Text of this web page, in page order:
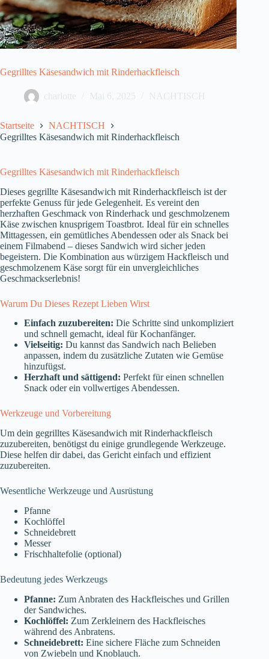
Gegrilltes Käsesandwich mit Rinderhackfleisch
charlotte Mai 6, 2025 NACHTISCH
Startseite
NACHTISCH
Gegrilltes Käsesandwich mit Rinderhackfleisch
Gegrilltes Käsesandwich mit Rinderhackfleisch
Dieses gegrillte Käsesandwich mit Rinderhackfleisch ist der
perfekte Genuss für jede Gelegenheit. Es vereint den
herzhaften Geschmack von Rinderhack und geschmolzenem
Käse zwischen knusprigem Toastbrot. Ideal für ein schnelles
Mittagessen, ein gemütliches Abendessen oder als Snack bei
einem Filmabend – dieses Sandwich wird sicher jeden
begeistern. Die Kombination aus würzigem Hackfleisch und
geschmolzenem Käse sorgt für ein unvergleichliches
Geschmackserlebnis!
Warum Du Dieses Rezept Lieben Wirst
Einfach zuzubereiten: Die Schritte sind unkompliziert
und schnell gemacht, ideal für Kochanfänger.
Vielseitig: Du kannst das Sandwich nach Belieben
anpassen, indem du zusätzliche Zutaten wie Gemüse
hinzufügst.
Herzhaft und sättigend: Perfekt für einen schnellen
Snack oder ein vollwertiges Abendessen.
Werkzeuge und Vorbereitung
Um dein gegrilltes Käsesandwich mit Rinderhackfleisch
zuzubereiten, benötigst du einige grundlegende Werkzeuge.
Diese helfen dir dabei, das Gericht einfach und effizient
zuzubereiten.
Wesentliche Werkzeuge und Ausrüstung
Pfanne
Kochlöffel
Schneidebrett
Messer
Frischhaltefolie (optional)
Bedeutung jedes Werkzeugs
Pfanne: Zum Anbraten des Hackfleisches und Grillen
der Sandwiches.
Kochlöffel: Zum Zerkleinern des Hackfleisches
während des Anbratens.
Schneidebrett: Eine sichere Fläche zum Schneiden
von Zwiebeln und Knoblauch.